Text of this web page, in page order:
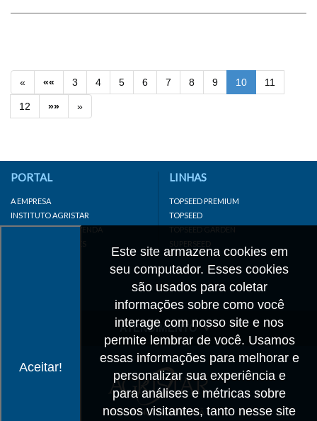
« «« 3 4 5 6 7 8 9 10 11
12 »» »
Aceitar!
Este site armazena cookies em
seu computador. Esses cookies
são usados para coletar
informações sobre como você
interage com nosso site e nos
permite lembrar de você. Usamos
essas informações para melhorar e
personalizar sua experiência e
para análises e métricas sobre
nossos visitantes, tanto nesse site
PORTAL
A EMPRESA
INSTITUTO AGRISTAR
DISTRIBUIDOR/REVENDA
LINKS IMPORTANTES
LINHAS
TOPSEED PREMIUM
TOPSEED
TOPSEED GARDEN
SUPERSEED
ATENDIMENTO
CADASTRO
TRABALHE CONOSCO